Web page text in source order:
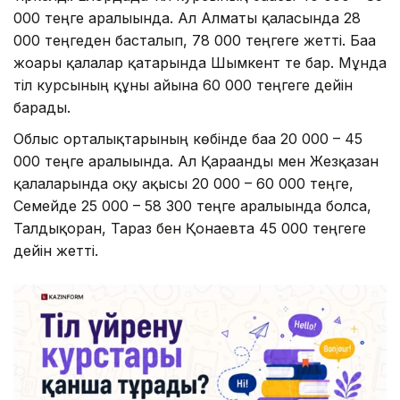
000 теңге аралығында. Ал Алматы қаласында 28
000 теңгеден басталып, 78 000 теңгеге жетті. Баға
жоғары қалалар қатарында Шымкент те бар. Мұнда
тіл курсының құны айына 60 000 теңгеге дейін
барады.
Облыс орталықтарының көбінде баға 20 000 – 45
000 теңге аралығында. Ал Қарағанды мен Жезқазған
қалаларында оқу ақысы 20 000 – 60 000 теңге,
Семейде 25 000 – 58 300 теңге аралығында болса,
Талдықорған, Тараз бен Қонаевта 45 000 теңгеге
дейін жетті.